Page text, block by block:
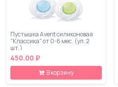
Пустышка Avent силиконовая
"Классика" от 0-6 мес. (уп. 2
шт.)
450.00 ₽
В корзину